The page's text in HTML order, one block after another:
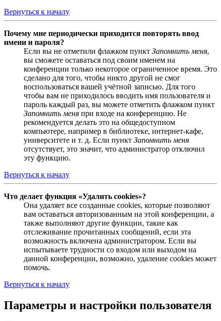
Вернуться к началу
Почему мне периодически приходится повторять ввод
имени и пароля?
Если вы не отметили флажком пункт Запомнить меня,
вы сможете оставаться под своим именем на
конференции только некоторое ограниченное время. Это
сделано для того, чтобы никто другой не смог
воспользоваться вашей учётной записью. Для того
чтобы вам не приходилось вводить имя пользователя и
пароль каждый раз, вы можете отметить флажком пункт
Запомнить меня при входе на конференцию. Не
рекомендуется делать это на общедоступном
компьютере, например в библиотеке, интернет-кафе,
университете и т. д. Если пункт Запомнить меня
отсутствует, это значит, что администратор отключил
эту функцию.
Вернуться к началу
Что делает функция «Удалить cookies»?
Она удаляет все созданные cookies, которые позволяют
вам оставаться авторизованным на этой конференции, а
также выполняют другие функции, такие как
отслеживание прочитанных сообщений, если эта
возможность включена администратором. Если вы
испытываете трудности со входом или выходом на
данной конференции, возможно, удаление cookies может
помочь.
Вернуться к началу
Параметры и настройки пользователя